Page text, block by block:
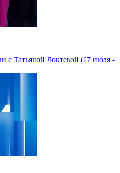
с Татьяной Локтевой (27 июля -